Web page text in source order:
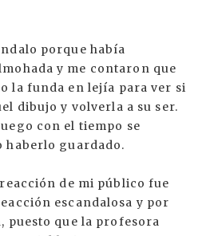
porque había
y me contaron que
la funda en lejía para ver si
dibujo y volverla a su ser.
con el tiempo se
guardado.
de mi público fue
escandalosa y por
puesto que la profesora